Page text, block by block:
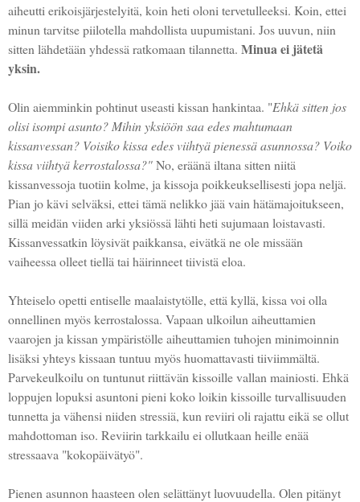
aiheutti erikoisjärjestelyitä, koin heti oloni tervetulleeksi. Koin, ettei
minun tarvitse piilotella mahdollista uupumistani. Jos uuvun, niin
sitten lähdetään yhdessä ratkomaan tilannetta. Minua ei jätetä
yksin.
Olin aiemminkin pohtinut useasti kissan hankintaa. "Ehkä sitten jos
olisi isompi asunto? Mihin yksiöön saa edes mahtumaan
kissanvessan? Voisiko kissa edes viihtyä pienessä asunnossa? Voiko
kissa viihtyä kerrostalossa?"No, eräänä iltana sitten niitä
kissanvessoja tuotiin kolme, ja kissoja poikkeuksellisesti jopa neljä.
Pian jo kävi selväksi, ettei tämä nelikko jää vain hätämajoitukseen,
sillä meidän viiden arki yksiössä lähti heti sujumaan loistavasti.
Kissanvessatkin löysivät paikkansa, eivätkä ne ole missään
vaiheessa olleet tiellä tai häirinneet tiivistä eloa.
Yhteiselo opetti entiselle maalaistytölle, että kyllä, kissa voi olla
onnellinen myös kerrostalossa. Vapaan ulkoilun aiheuttamien
vaarojen ja kissan ympäristölle aiheuttamien tuhojen minimoinnin
lisäksi yhteys kissaan tuntuu myös huomattavasti tiiviimmältä.
Parvekeulkoilu on tuntunut riittävän kissoille vallan mainiosti. Ehkä
loppujen lopuksi asuntoni pieni koko loikin kissoille turvallisuuden
tunnetta ja vähensi niiden stressiä, kun reviiri oli rajattu eikä se ollut
mahdottoman iso. Reviirin tarkkailu ei ollutkaan heille enää
stressaava "kokopäivätyö".
Pienen asunnon haasteen olen selättänyt luovuudella. Olen pitänyt